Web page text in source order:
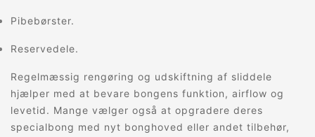
Pibebørster.
Reservedele.
Regelmæssig rengøring og udskiftning af sliddele
hjælper med at bevare bongens funktion, airflow og
levetid. Mange vælger også at opgradere deres
specialbong med nyt bonghoved eller andet tilbehør,